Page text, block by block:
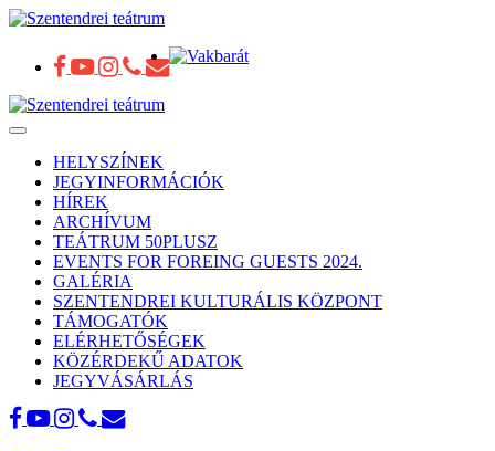
Toggle
navigationHELYSZÍNEK
JEGYINFORMÁCIÓK
HÍREK
ARCHÍVUM
TEÁTRUM 50PLUSZ
EVENTS FOR FOREING GUESTS 2024.
GALÉRIA
SZENTENDREI KULTURÁLIS KÖZPONT
TÁMOGATÓK
ELÉRHETŐSÉGEK
KÖZÉRDEKŰ ADATOK
JEGYVÁSÁRLÁS